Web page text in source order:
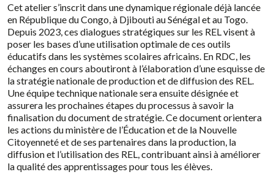
Cet atelier s’inscrit dans une dynamique régionale déjà lancée
en République du Congo, à Djibouti au Sénégal et au Togo.
Depuis 2023, ces dialogues stratégiques sur les REL visent à
poser les bases d’une utilisation optimale de ces outils
éducatifs dans les systèmes scolaires africains. En RDC, les
échanges en cours aboutiront à l’élaboration d’une esquisse de
la stratégie nationale de production et de diffusion des REL.
Une équipe technique nationale sera ensuite désignée et
assurera les prochaines étapes du processus à savoir la
finalisation du document de stratégie. Ce document orientera
les actions du ministère de l’Éducation et de la Nouvelle
Citoyenneté et de ses partenaires dans la production, la
diffusion et l’utilisation des REL, contribuant ainsi à améliorer
la qualité des apprentissages pour tous les élèves.